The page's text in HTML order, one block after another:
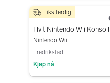
699 kr
Hvit Nintendo Wii Konsoll
Nintendo Wii
Fredrikstad
Kjøp nå
Fiks ferdig